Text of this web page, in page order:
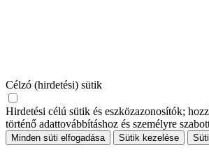
Célzó (hirdetési) sütik
Hirdetési célú sütik és eszközazonosítók;
történő adattovábbításhoz és személyre
Minden süti elfogadása Sütik kezelése